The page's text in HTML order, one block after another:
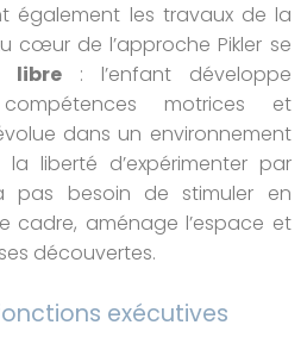
également les travaux de la
cœur de l’approche Pikler se
libre: l’enfant développe
motrices et
dans un environnement
liberté d’expérimenter par
pas besoin de stimuler en
cadre, aménage l’espace et
découvertes.
exécutives